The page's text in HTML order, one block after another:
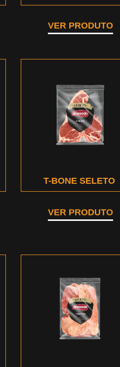
VER PRODUTO
T-BONE SELETO
VER PRODUTO